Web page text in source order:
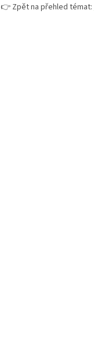
👉 Zpět na přehled témat: